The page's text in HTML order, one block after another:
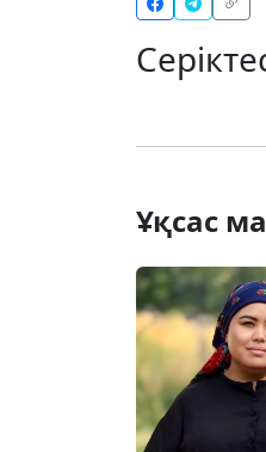
Ұқсас